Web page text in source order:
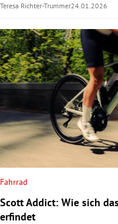
Teresa Richter-Trummer24.01.2026
Fahrrad
Scott Addict: Wie sich
erfindet